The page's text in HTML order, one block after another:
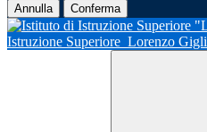
Annulla Conferma
Istruzione Superiore Lorenzo Gigli